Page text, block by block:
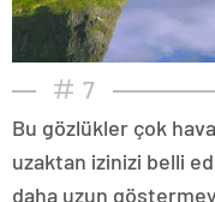
7
Bu gözlükler çok
uzaktan izinizi belli
daha uzun